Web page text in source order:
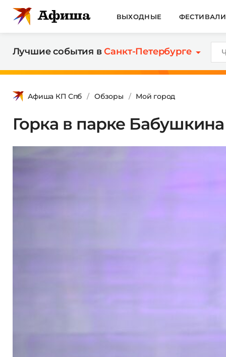
ВЫХОДНЫЕ ФЕСТИВАЛИ
Лучшие события вСанкт-Петербурге
Афиша КП Спб Обзоры Мой город
Горка в парке Бабушкина